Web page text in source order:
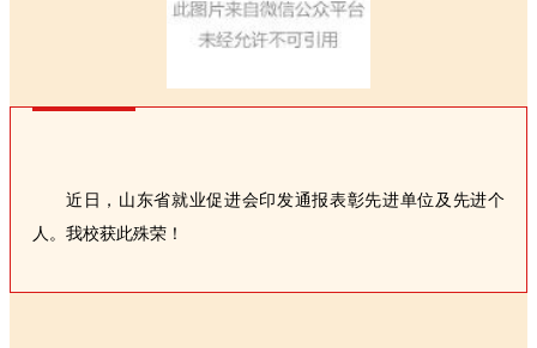
近日，山东省就业促进会印发通报表彰先进单位及先进个
人。我校获此殊荣！